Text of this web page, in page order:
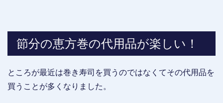
節分の恵方巻の代用品が楽しい！
ところが最近は巻き寿司を買うのではなくてその代用品を
買うことが多くなりました。